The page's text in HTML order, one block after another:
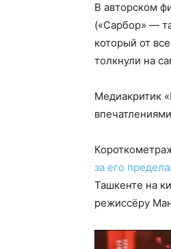
В авторском
(«Сарбор» —
который от
толкнули на
Медиакритик
за его
Ташкенте на
режиссёру